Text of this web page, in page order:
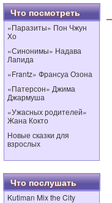
Что посмотреть
«Паразиты» Пон Чжун
Хо
«Синонимы» Надава
Лапида
«Frantz» Франсуа Озона
«Патерсон» Джима
Джармуша
«Ужасных родителей»
Жана Кокто
Новые сказки для
взрослых
Что послушать
Kutiman Mix the City